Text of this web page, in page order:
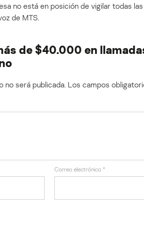
no está en posición de vigilar todas
de MTS.
de $40.000 en
no será publicada. Los campos
Correo electrónico *